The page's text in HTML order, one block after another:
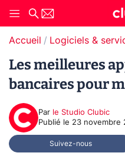
Accueil Logiciels &
Les meilleures
bancaires pour
Par le Studio Clubic
Publié le 23 novembre
Suivez-nous